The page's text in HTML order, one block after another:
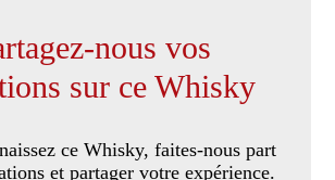
nous vos
sur ce Whisky
ce Whisky, faites-nous part
et partager votre expérience.